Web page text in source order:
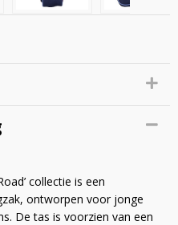
collectie is een
ontworpen voor jonge
De tas is voorzien van een